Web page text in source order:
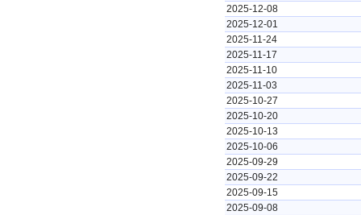
2025-12-08
2025-12-01
2025-11-24
2025-11-17
2025-11-10
2025-11-03
2025-10-27
2025-10-20
2025-10-13
2025-10-06
2025-09-29
2025-09-22
2025-09-15
2025-09-08